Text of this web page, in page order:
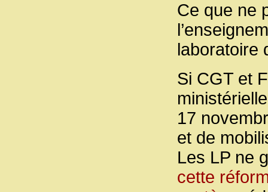
Ce que ne
laboratoire
Si CGT et
17
et de
Les LP ne
cette